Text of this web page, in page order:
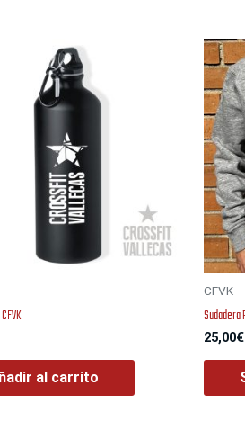
al carrito
CFVK
25,00€